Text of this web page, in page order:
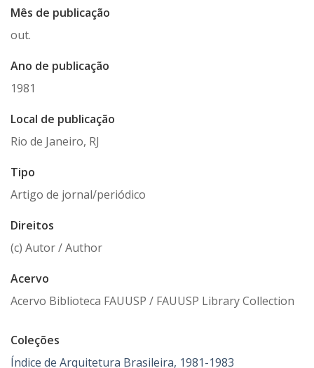
Mês de publicação
out.
Ano de publicação
1981
Local de publicação
Rio de Janeiro, RJ
Tipo
Artigo de jornal/periódico
Direitos
(c) Autor / Author
Acervo
Acervo Biblioteca FAUUSP / FAUUSP Library Collection
Coleções
Índice de Arquitetura Brasileira, 1981-1983